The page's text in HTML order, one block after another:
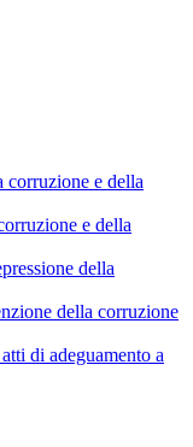
corruzione e della
e della
della
della corruzione
di adeguamento a